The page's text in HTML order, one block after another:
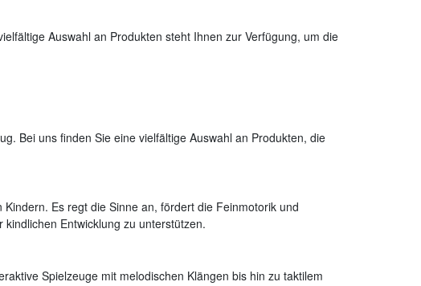
Auswahl an Produkten steht Ihnen zur Verfügung, um die
Bei uns finden Sie eine vielfältige Auswahl an Produkten, die
Es regt die Sinne an, fördert die Feinmotorik und
Entwicklung zu unterstützen.
Spielzeuge mit melodischen Klängen bis hin zu taktilem